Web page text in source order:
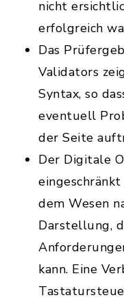
nicht
erfolgreich
Das
Validators
Syntax, so
eventuell
der Seite
Der Digitale
dem Wesen
Darstellung,
kann. Eine